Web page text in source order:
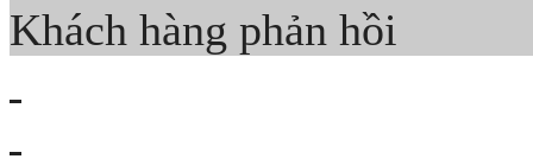
Khách hàng phản hồi